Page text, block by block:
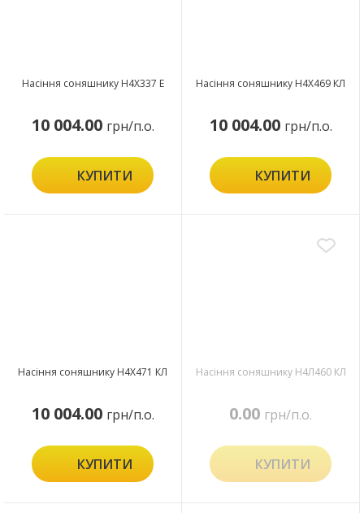
Насіння соняшнику Н4Х337 Е
10 004.00 грн/п.о.
КУПИТИ
Насіння соняшнику Н4Х469 КЛ
10 004.00 грн/п.о.
КУПИТИ
Насіння соняшнику Н4Х471 КЛ
10 004.00 грн/п.о.
КУПИТИ
Насіння соняшнику Н4Л460 КЛ
0.00 грн/п.о.
КУПИТИ